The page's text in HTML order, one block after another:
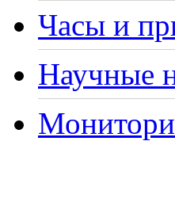
Часы и
Научные